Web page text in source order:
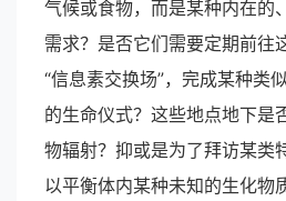
气候或食物，而是某种内在的
需求？是否它们需要定期前往
“信息素交换场”，完成某种类
的生命仪式？这些地点地下是
物辐射？抑或是为了拜访某类
以平衡体内某种未知的生化物